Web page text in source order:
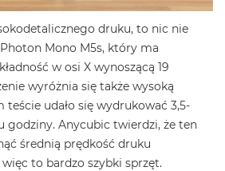
druku, to nic nie
Mono M5s, który ma
w osi X wynoszącą 19
wyróżnia się także wysoką
teście udało się wydrukować 3,5-
godziny. Anycubic twierdzi, że ten
średnią prędkość druku
to bardzo szybki sprzęt.